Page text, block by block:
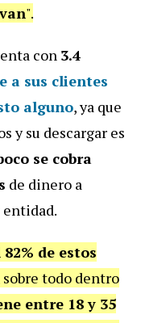
".
con 3.4
a sus clientes
alguno, ya que
y su descargar es
se cobra
de dinero a
entidad.
82% de estos
sobre todo dentro
entre 18 y 35